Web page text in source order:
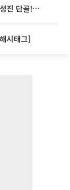
'2TV 생생정보' 오늘방송맛집- 배우 강성진 단골! 쌀국수ㆍ푸팟퐁 커리 맛집 '블○○○'
시태그]